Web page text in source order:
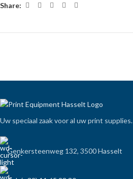
Share:
Uw speciaal zaak voor al uw print supplies.
Genkersteenweg 132, 3500 Hasselt